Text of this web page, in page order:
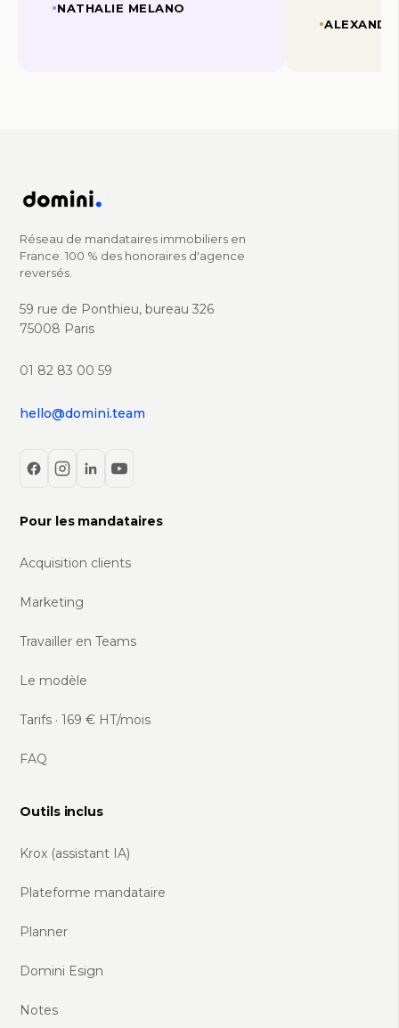
NATHALIE MELANO
Réseau de mandataires immobiliers en
France. 100 % des honoraires d'agence
reversés.
59 rue de Ponthieu, bureau 326
75008 Paris
01 82 83 00 59
hello@domini.team
Pour les mandataires
Acquisition clients
Marketing
Travailler en Teams
Le modèle
Tarifs · 169 € HT/mois
FAQ
Outils inclus
Krox (assistant IA)
Plateforme mandataire
Planner
Domini Esign
Notes